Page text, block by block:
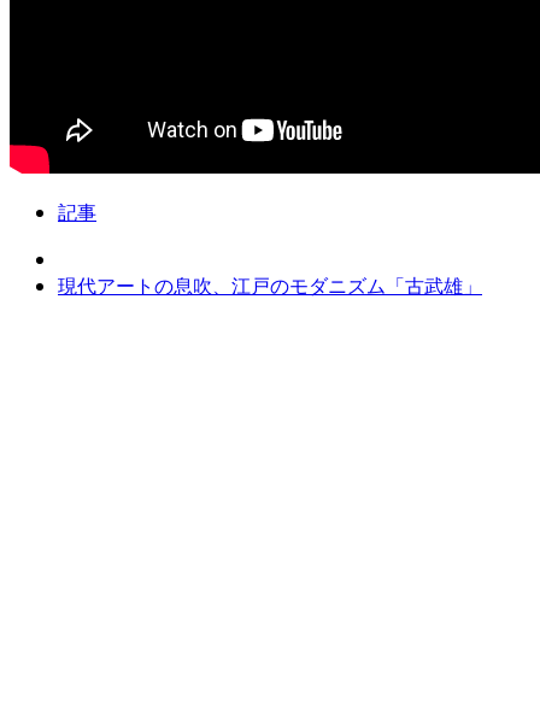
記事
現代アートの息吹、江戸のモダニズム「古武雄」